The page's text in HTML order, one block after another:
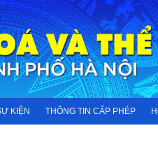
KIỆN THÔNG TIN CẤP PHÉP